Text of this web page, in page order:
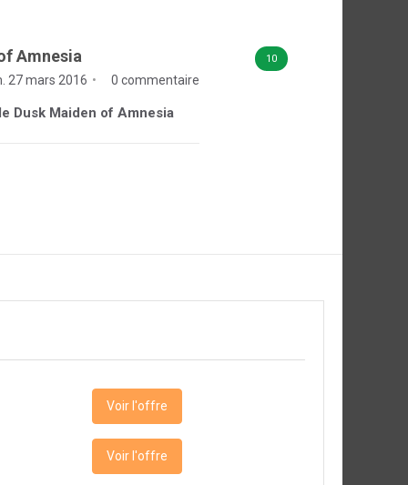
10
Amnesia
27 mars 2016 0 commentaire
Dusk Maiden of Amnesia
Voir l'offre
Voir l'offre